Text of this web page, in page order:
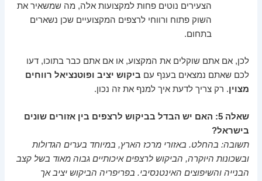
הצעירים נוטים פחות למקצועות אלה, מה שמשאיר את
השוק פתוח ורווחי לרצפים המקצועיים שכן נשארים
בתחום.
לכן, אם אתם שוקלים את המקצוע, או אם אתם כבר בתוכו, דעו
לכם שאתם נמצאים בענף עם ביקוש יציב ופוטנציאל רווחים
מצוין. רק צריך לדעת איך למנף את זה נכון.
שאלה 5: האם יש הבדל בביקוש לרצפים בין אזורים שונים
בישראל?
תשובה: בהחלט. באזורי מרכז הארץ, במיוחד בערים הגדולות
ובשכונות היוקרה, הביקוש לרצפים איכותיים גבוה מאוד בשל קצב
הבנייה והשיפוצים האינטנסיבי. בפריפריה הביקוש יציב אך